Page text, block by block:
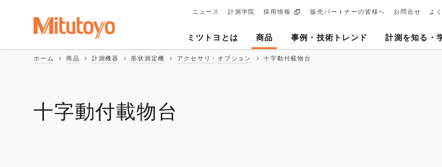
Secondary
Navigation
ミツトヨとは 商品 事例・技術トレンド 計測を知る・
メ
イ
ン
ビ
ゲ
ニュース 計測学院 採用情報 販売パートナーの皆様へ お問合せ よ
ホーム 商品 計測機器 形状測定機 アクセサリ・オプション 十字動付載物台
十字動付載物台